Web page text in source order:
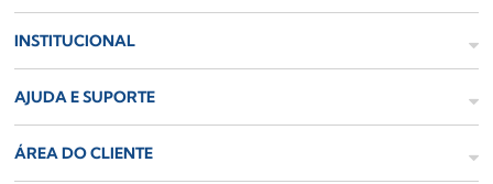
INSTITUCIONAL
AJUDA E SUPORTE
ÁREA DO CLIENTE